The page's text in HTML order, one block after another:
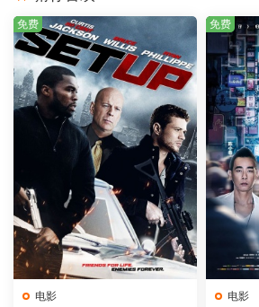
电影
免费
电影
免费